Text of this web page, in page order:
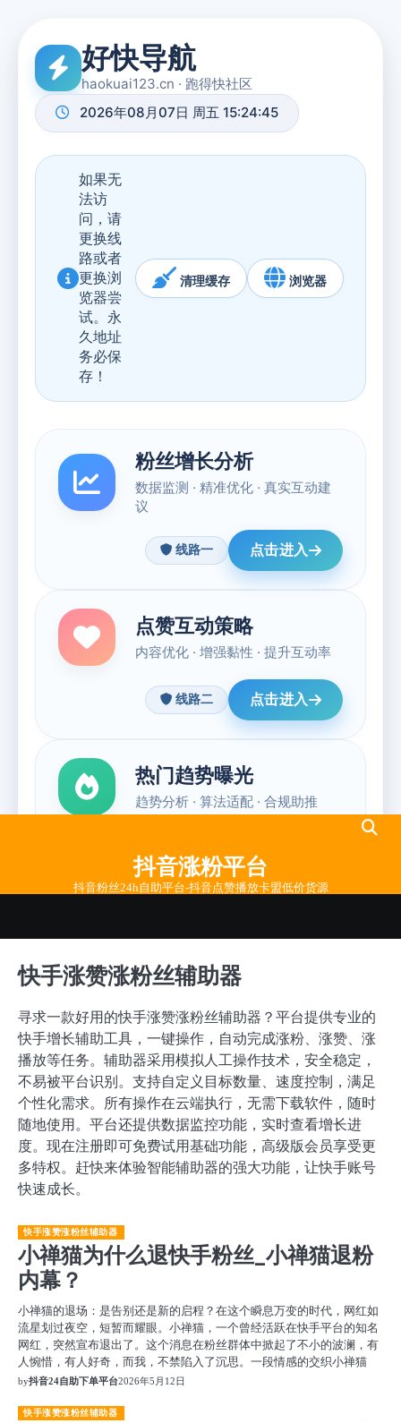
抖音涨粉平台
抖音粉丝24h自助平台-抖音点赞播放卡盟低价货源
快手涨赞涨粉丝辅助器
寻求一款好用的快手涨赞涨粉丝辅助器？平台提供专业的
快手增长辅助工具，一键操作，自动完成涨粉、涨赞、涨
播放等任务。辅助器采用模拟人工操作技术，安全稳定，
不易被平台识别。支持自定义目标数量、速度控制，满足
个性化需求。所有操作在云端执行，无需下载软件，随时
随地使用。平台还提供数据监控功能，实时查看增长进
度。现在注册即可免费试用基础功能，高级版会员享受更
多特权。赶快来体验智能辅助器的强大功能，让快手账号
快速成长。
快手涨赞涨粉丝辅助器
小禅猫为什么退快手粉丝_小禅猫退粉
内幕？
小禅猫的退场：是告别还是新的启程？在这个瞬息万变的时代，网红如
流星划过夜空，短暂而耀眼。小禅猫，一个曾经活跃在快手平台的知名
网红，突然宣布退出了。这个消息在粉丝群体中掀起了不小的波澜，有
人惋惜，有人好奇，而我，不禁陷入了沉思。一段情感的交织小禅猫
by抖音24自助下单平台2026年5月12日
快手涨赞涨粉丝辅助器